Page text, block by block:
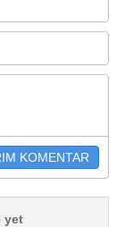
yet